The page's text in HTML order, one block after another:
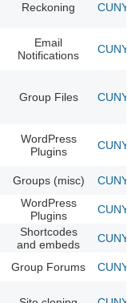
Reckoning CUNY
Email
Notifications
CUNY
Group Files CUNY
WordPress
Plugins
CUNY
Groups (misc) CUNY
WordPress
Plugins
CUNY
Shortcodes
and embeds
CUNY
Group Forums CUNY